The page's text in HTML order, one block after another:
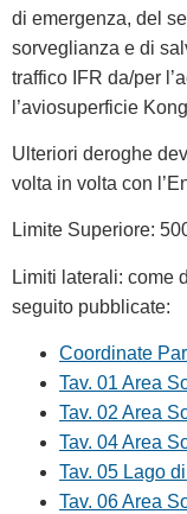
di emergenza, del
sorveglianza e di
traffico IFR da/per
l’aviosuperficie
Ulteriori deroghe
volta in volta con
Limite Superiore:
Limiti laterali: come
seguito pubblicate:
Coordinate
Tav. 01 Area
Tav. 02 Area
Tav. 04 Area
Tav. 05 Lago
Tav. 06 Area